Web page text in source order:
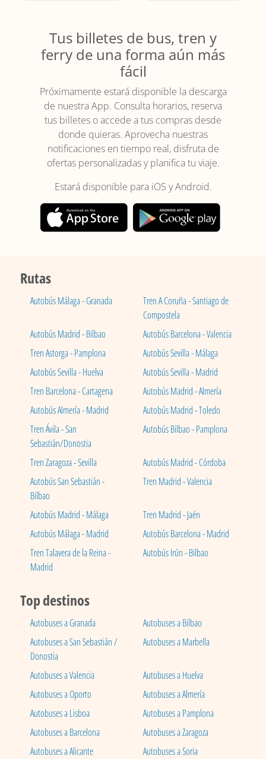
Tus billetes de bus, tren y
ferry de una forma aún más
fácil
Próximamente estará disponible la descarga
de nuestra App. Consulta horarios, reserva
tus billetes o accede a tus compras desde
donde quieras. Aprovecha nuestras
notificaciones en tiempo real, disfruta de
ofertas personalizadas y planifica tu viaje.
Estará disponible para iOS y Android.
Rutas
Autobús Málaga - Granada
Tren A Coruña - Santiago de
Compostela
Autobús Madrid - Bilbao
Autobús Barcelona - Valencia
Tren Astorga - Pamplona
Autobús Sevilla - Málaga
Autobús Sevilla - Huelva
Autobús Sevilla - Madrid
Tren Barcelona - Cartagena
Autobús Madrid - Almería
Autobús Almería - Madrid
Autobús Madrid - Toledo
Tren Ávila - San
Sebastián/Donostia
Autobús Bilbao - Pamplona
Tren Zaragoza - Sevilla
Autobús Madrid - Córdoba
Autobús San Sebastián -
Bilbao
Tren Madrid - Valencia
Autobús Madrid - Málaga
Tren Madrid - Jaén
Autobús Málaga - Madrid
Autobús Barcelona - Madrid
Tren Talavera de la Reina -
Madrid
Autobús Irún - Bilbao
Top destinos
Autobuses a Granada
Autobuses a Bilbao
Autobuses a San Sebastián /
Donostia
Autobuses a Marbella
Autobuses a Valencia
Autobuses a Huelva
Autobuses a Oporto
Autobuses a Almería
Autobuses a Lisboa
Autobuses a Pamplona
Autobuses a Barcelona
Autobuses a Zaragoza
Autobuses a Alicante
Autobuses a Soria